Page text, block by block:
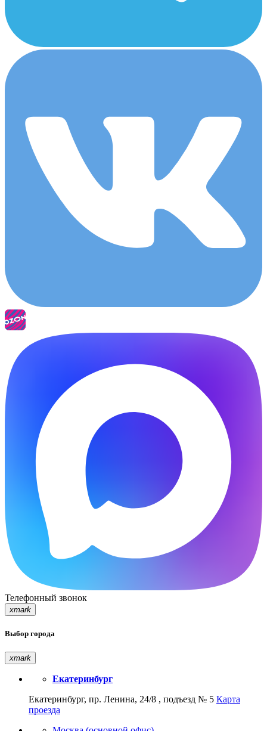
Телефонный звонок
xmark
Выбор города
xmark
Екатеринбург
Екатеринбург, пр. Ленина, 24/8 , подъезд № 5 Карта
проезда